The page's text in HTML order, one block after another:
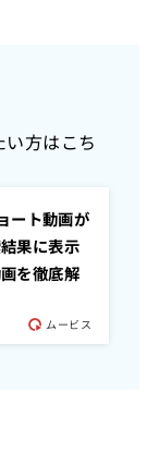
方はこち
ート動画が
果に表示
を徹底解
ムービス